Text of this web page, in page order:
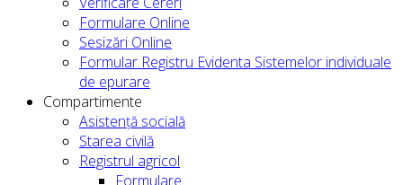
Formulare Online
Sesizări Online
Formular Registru Evidenta Sistemelor individuale
de epurare
Compartimente
Asistență socială
Starea civilă
Registrul agricol
Formulare